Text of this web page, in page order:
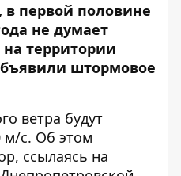
первой половине
не думает
на территории
штормовое
ветра будут
м/с. Об этом
, ссылаясь на